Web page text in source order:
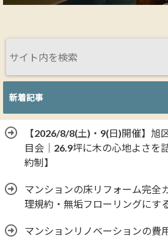
新着記事
【2026/8/8(土)・9(日)開催】旭
目会｜26.9坪に木の心地よさを
約制】
マンションの床リフォーム完全
理規約・無垢フローリングにす
マンションリノベーションの費